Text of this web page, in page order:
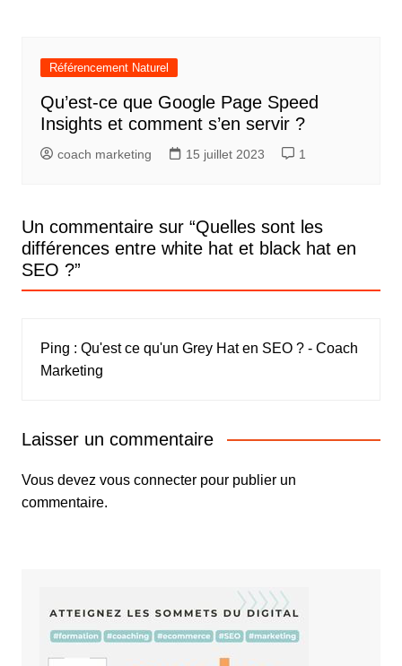
Référencement Naturel
Qu’est-ce que Google Page Speed
Insights et comment s’en servir ?
coach marketing 15 juillet 2023 1
Un commentaire sur “Quelles sont les
différences entre white hat et black hat en
SEO ?”
Ping : Qu'est ce qu'un Grey Hat en SEO ? - Coach
Marketing
Laisser un commentaire
Vous devez vous connecterpour publier un
commentaire.